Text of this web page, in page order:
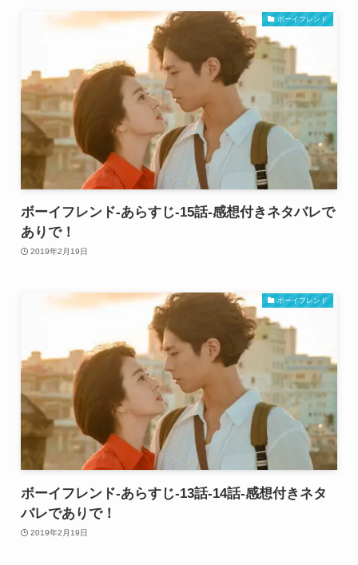
ボーイフレンド
ボーイフレンド-あらすじ-15話-感想付きネタバレで
ありで！
2019年2月19日
ボーイフレンド
ボーイフレンド-あらすじ-13話-14話-感想付きネタ
バレでありで！
2019年2月19日